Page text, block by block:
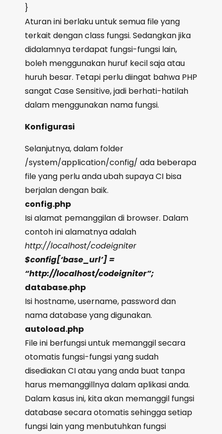
}
Aturan ini berlaku untuk semua file yang
terkait dengan class fungsi. Sedangkan jika
didalamnya terdapat fungsi-fungsi lain,
boleh menggunakan huruf kecil saja atau
huruh besar. Tetapi perlu diingat bahwa PHP
sangat Case Sensitive, jadi berhati-hatilah
dalam menggunakan nama fungsi.
Konfigurasi
Selanjutnya, dalam folder
/system/application/config/ ada beberapa
file yang perlu anda ubah supaya CI bisa
berjalan dengan baik.
config.php
Isi alamat pemanggilan di browser. Dalam
contoh ini alamatnya adalah
http://localhost/codeigniter
$config[‘base_url’] =
“http://localhost/codeigniter”;
database.php
Isi hostname, username, password dan
nama database yang digunakan.
autoload.php
File ini berfungsi untuk memanggil secara
otomatis fungsi-fungsi yang sudah
disediakan CI atau yang anda buat tanpa
harus memanggillnya dalam aplikasi anda.
Dalam kasus ini, kita akan memanggil fungsi
database secara otomatis sehingga setiap
fungsi lain yang menbutuhkan fungsi